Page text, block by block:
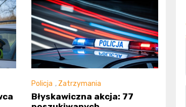
Policja , Zatrzymania
Błyskawiczna akcja: 77